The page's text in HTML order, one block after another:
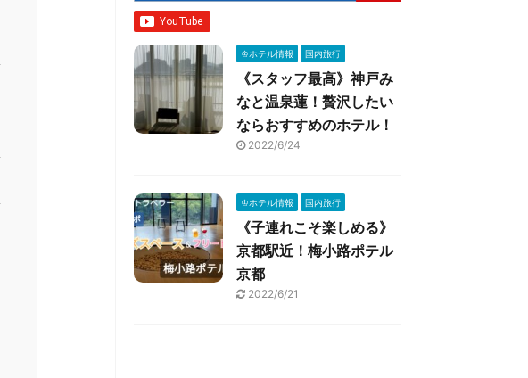
♔ホテル情報 国内旅行
《スタッフ最高》神戸み
なと温泉蓮！贅沢したい
ならおすすめのホテル！
2022/6/24
♔ホテル情報 国内旅行
《子連れこそ楽しめる》
京都駅近！梅小路ポテル
京都
2022/6/21